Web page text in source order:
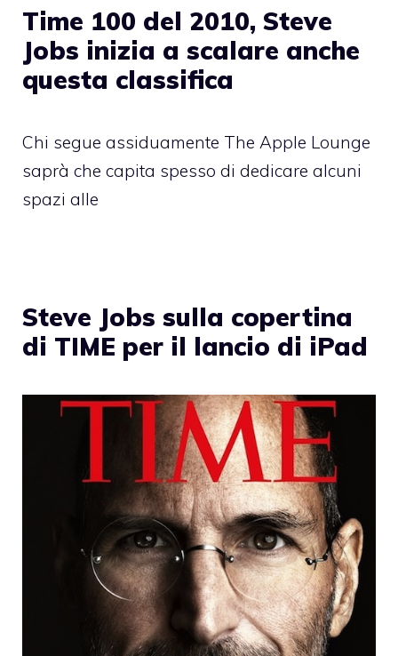
Time 100 del 2010, Steve
Jobs inizia a scalare anche
questa classifica
Chi segue assiduamente The Apple Lounge
saprà che capita spesso di dedicare alcuni
spazi alle
Steve Jobs sulla copertina
di TIME per il lancio di iPad